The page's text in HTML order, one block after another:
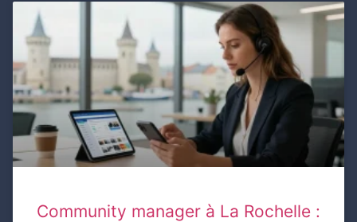
Community manager à La Rochelle :